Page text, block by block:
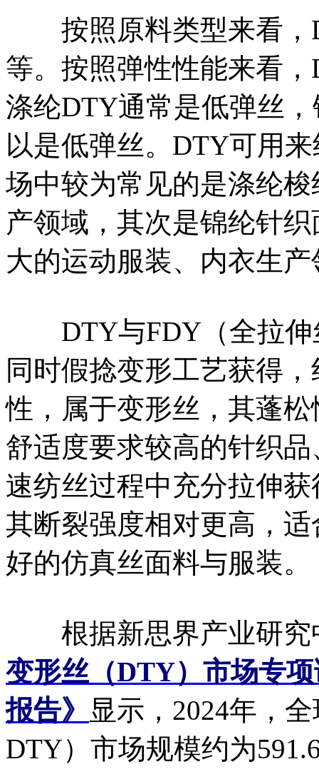
按照原料类型来看，
等。按照弹性性能来看
涤纶DTY通常是低弹丝
以是低弹丝。DTY可用
场中较为常见的是涤纶
产领域，其次是锦纶针
大的运动服装、内衣生产
DTY与FDY（全拉伸
同时假捻变形工艺获得
性，属于变形丝，其蓬
舒适度要求较高的针织
速纺丝过程中充分拉伸
其断裂强度相对更高，
好的仿真丝面料与服装。
根据新思界产业研究
变形丝（DTY）市场专
报告》 显示，2024年，
DTY）市场规模约为